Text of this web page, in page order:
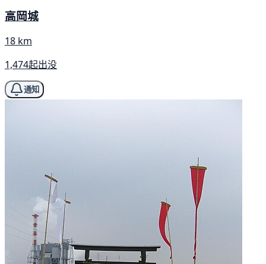
高岡城
18 km
1,474起出没
通知